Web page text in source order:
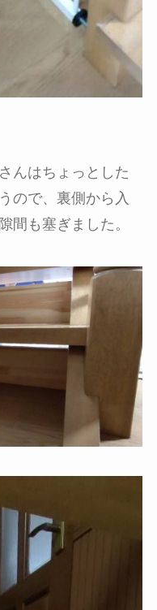
んはちょっとした
ので、裏側から入
間も塞ぎました。